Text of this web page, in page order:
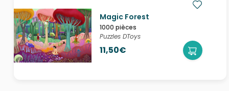
Magic Forest
1000 pièces
Puzzles DToys
11,50€